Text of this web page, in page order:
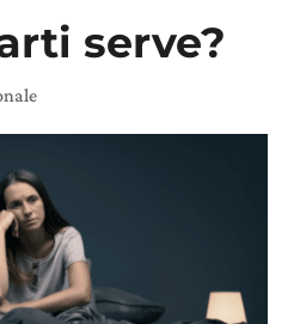
serve?